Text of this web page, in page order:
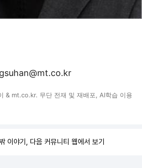
& mt.co.kr. 무단 전재 및 재배포, AI학습 이용
이야기, 다음 커뮤니티 웹에서 보기